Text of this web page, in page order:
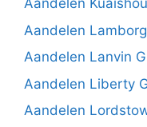
Aandelen
Aandelen
Aandelen Lanvin
Aandelen Liberty
Aandelen